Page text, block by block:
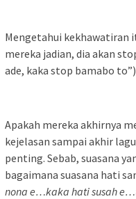
Mengetahui kekhawatiran
mereka jadian, dia akan
ade, kaka stop bamabo
Apakah mereka akhirnya
kejelasan sampai akhir
penting. Sebab, suasana
bagaimana suasana hati
nona e…kaka hati susah